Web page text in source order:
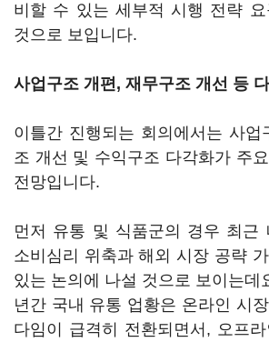
비할 수 있는 세부적 시행 전략
것으로 보입니다.
사업구조 개편, 재무구조 개선 등
이틀간 진행되는 회의에서는 사업
조 개선 및 수익구조 다각화가 주
전망입니다.
먼저 유통 및 식품군의 경우 최근
소비심리 위축과 해외 시장 공략
있는 논의에 나설 것으로 보이는데
년간 국내 유통 업황은 온라인 시
다임이 급격히 전환되면서, 오프